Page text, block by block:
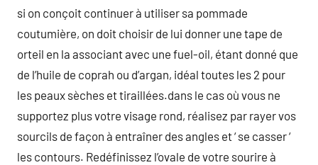
si on conçoit continuer à utiliser sa pommade
coutumière, on doit choisir de lui donner une tape de
orteil en la associant avec une fuel-oil, étant donné que
de l’huile de coprah ou d’argan, idéal toutes les 2 pour
les peaux sèches et tiraillées.dans le cas où vous ne
supportez plus votre visage rond, réalisez par rayer vos
sourcils de façon à entraîner des angles et ‘ se casser ‘
les contours. Redéfinissez l’ovale de votre sourire à